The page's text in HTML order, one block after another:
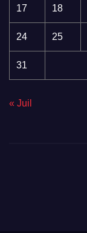
17 18
24 25
31
« Juil